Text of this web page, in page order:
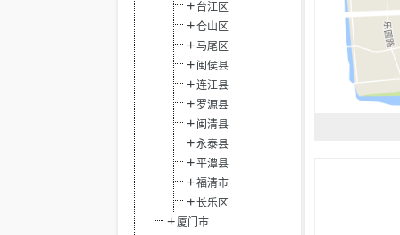
台江区
仓山区
马尾区
闽侯县
连江县
罗源县
闽清县
永泰县
平潭县
福清市
长乐区
厦门市